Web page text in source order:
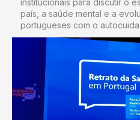
institucionais para discutir o
país, a saúde mental e a
portugueses com o